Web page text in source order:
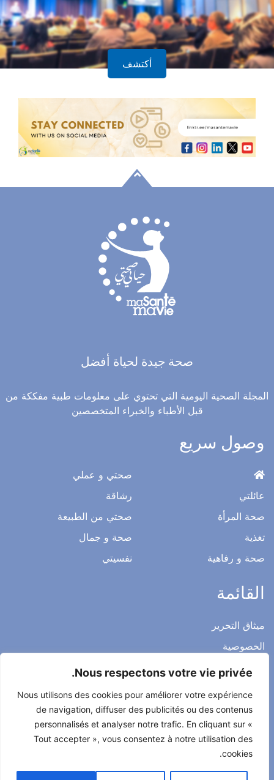
Nous respectons votre vie privée.
Nous utilisons des cookies pour améliorer votre expérience
de navigation, diffuser des publicités ou des contenus
personnalisés et analyser notre trafic. En cliquant sur «
Tout accepter », vous consentez à notre utilisation des
cookies.
أكتشف
صحة جيدة لحياة أفضل
المجلة الصحية اليومية التي تحتوي على معلومات طبية مفككة من
قبل الأطباء والخبراء المتخصصين
وصول سريع
عائلتي
صحة المرأة
تغذية
صحة و رفاهية
صحتي و عملي
رشاقة
صحتي من الطبيعة
صحة و جمال
نفسيتي
القائمة
ميثاق التحرير
الخصوصية
الاشعار القانوني
اتصل بنا
جميع الحقوق محفوظة لصحتي حياتي 2022